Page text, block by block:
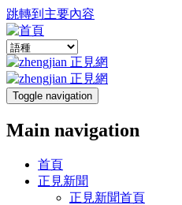
跳轉到主要內容
Toggle navigation
Main navigation
首頁
正見新聞
正見新聞首頁